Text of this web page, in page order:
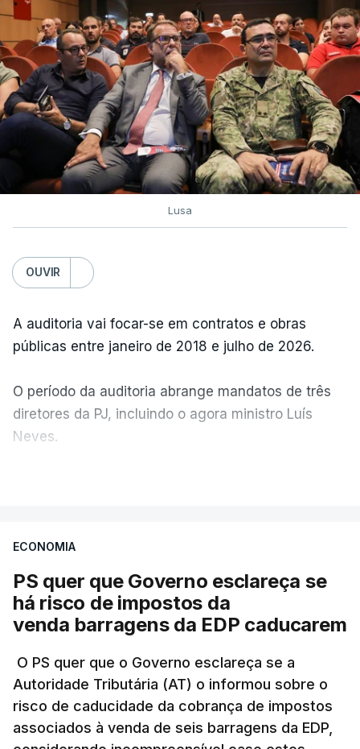
Lusa
OUVIR
A auditoria vai focar-se em contratos e obras
públicas entre janeiro de 2018 e julho de 2026.
O período da auditoria abrange mandatos de três
diretores da PJ, incluindo o agora ministro Luís
Neves.
Não há prazos fixados para a conclusão desta
avaliação à Polícia Judiciária.
Do início da polémica com a revelação de obras a
título pessoal, numa propriedade no Alentejo, feitas
pelo mesmo empreiteiro contratado 17 vezes para
obras na Polícia Judiciária (PJ) até aos últimos dias,
em que até do Governo surgiram ordens para mais
inquéritos e averiguações aos seus mandatos à
ECONOMIA
PS quer que Governo esclareça se
há risco de impostos da
venda barragens da EDP caducarem
O PS quer que o Governo esclareça se a
Autoridade Tributária (AT) o informou sobre o
risco de caducidade da cobrança de impostos
associados à venda de seis barragens da EDP,